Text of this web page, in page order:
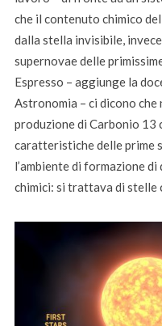
che il contenuto chimico
dalla stella invisibile,
supernovae delle
Espresso – aggiunge la
Astronomia – ci dicono che
produzione di Carbonio 13
caratteristiche delle prime
l’ambiente di formazione
chimici: si trattava di stelle